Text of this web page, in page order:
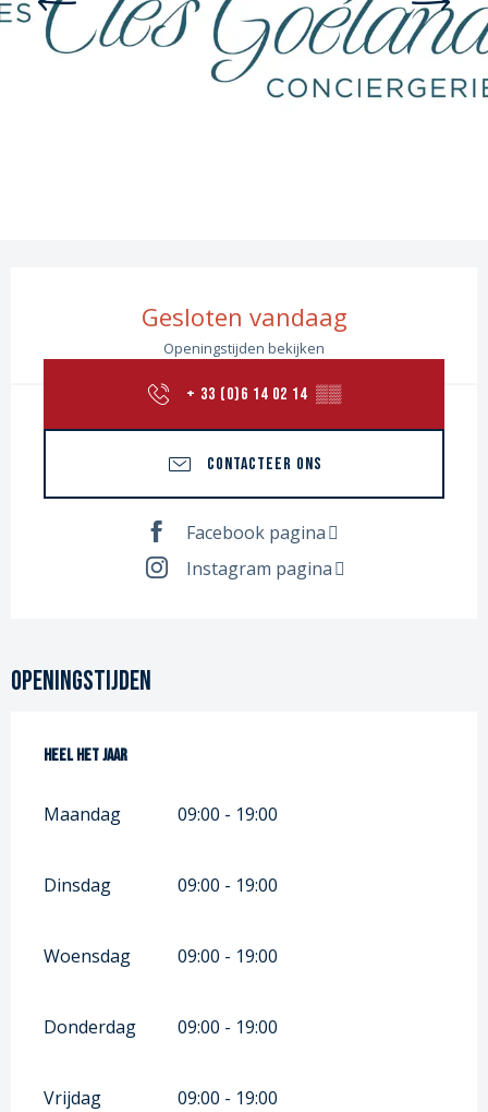
Openingstijden en
Gesloten vandaag
Openingstijden bekijken
+ 33 (0)6 14 02 14 ▒▒
CONTACTEER ONS
Facebook pagina
Instagram pagina
Openingstijden
Heel het jaar
Heel het jaar
Maandag 09:00 - 19:00
Dinsdag 09:00 - 19:00
Woensdag 09:00 - 19:00
Donderdag 09:00 - 19:00
Vrijdag 09:00 - 19:00